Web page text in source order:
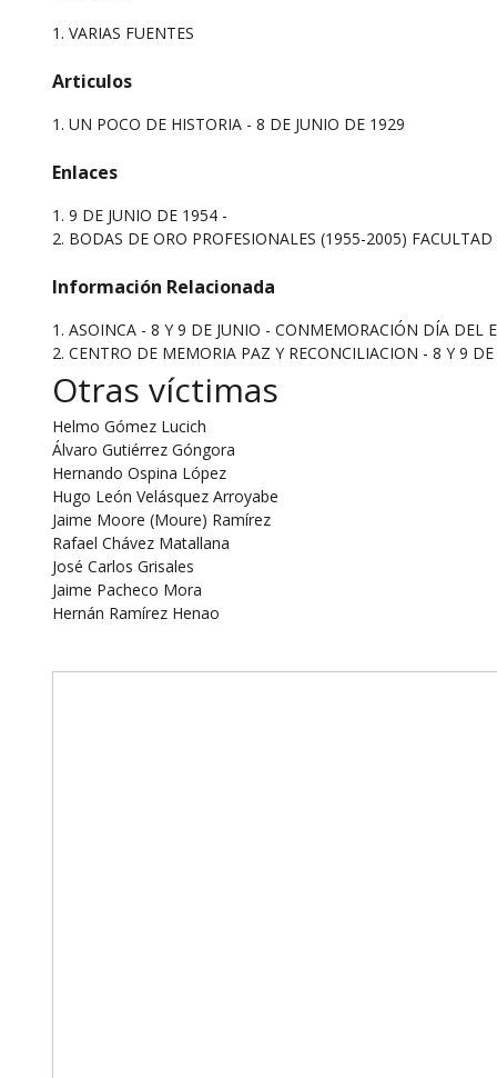
1. VARIAS FUENTES
Articulos
1. UN POCO DE HISTORIA - 8 DE JUNIO DE 1929
Enlaces
1. 9 DE JUNIO DE 1954 -
2. BODAS DE ORO PROFESIONALES (1955-2005)
Información Relacionada
1. ASOINCA - 8 Y 9 DE JUNIO - CONMEMORACIÓN DÍA DEL
2. CENTRO DE MEMORIA PAZ Y RECONCILIACION - 8 Y 9
Otras víctimas
Helmo Gómez Lucich
Álvaro Gutiérrez Góngora
Hernando Ospina López
Hugo León Velásquez Arroyabe
Jaime Moore (Moure) Ramírez
Rafael Chávez Matallana
José Carlos Grisales
Jaime Pacheco Mora
Hernán Ramírez Henao